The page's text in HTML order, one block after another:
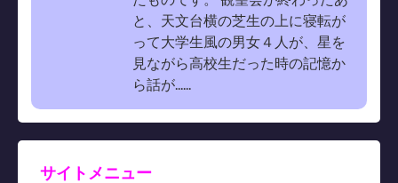
と、天文台横の芝生の上に寝転が
って大学生風の男女４人が、星を
見ながら高校生だった時の記憶か
ら話が......
サイトメニュー